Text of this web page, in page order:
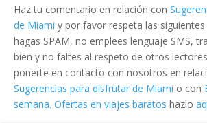
Haz tu comentario en relación con
de Miami y por favor respeta las
hagas SPAM, no emplees lenguaje SMS,
bien y no faltes al respeto de otros
ponerte en contacto con nosotros en
Sugerencias para disfrutar de Miami o con
semana. Ofertas en viajes baratos hazlo